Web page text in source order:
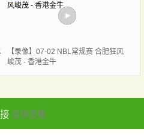
【录像】07-02 NBL常规赛 合肥狂风
峻茂 - 香港金牛
足球直播